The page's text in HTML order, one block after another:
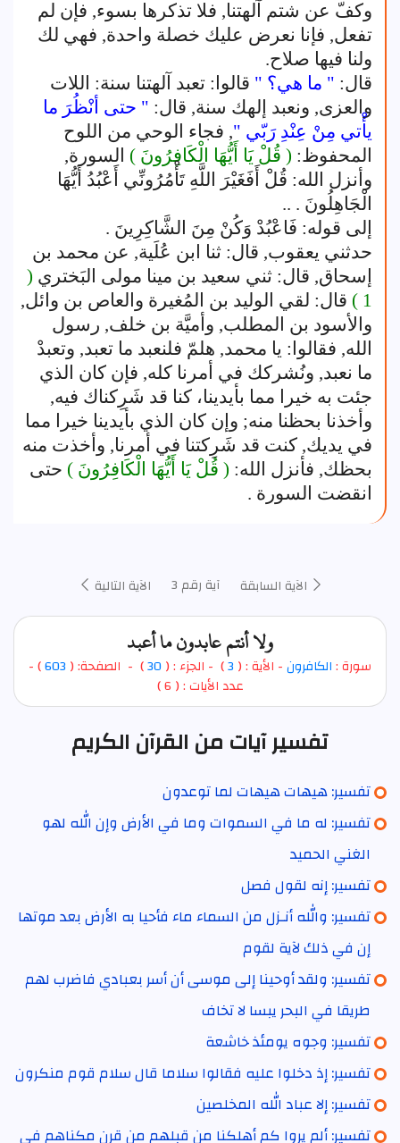
وكفّ عن شتم آلهتنا, فلا تذكرها بسوء, فإن لم
تفعل, فإنا نعرض عليك خصلة واحدة, فهي لك
ولنا فيها صلاح.
قال: " ما هي؟ " قالوا: تعبد آلهتنا سنة: اللات
والعزى, ونعبد إلهك سنة, قال: " حتى أنْظُرَ ما
يأْتي مِنْ عِنْدِ رَبّي ", فجاء الوحي من اللوح
المحفوظ: ( قُلْ يَا أَيُّهَا الْكَافِرُونَ ) السورة,
وأنزل الله: قُلْ أَفَغَيْرَ اللَّهِ تَأْمُرُونِّي أَعْبُدُ أَيُّهَا
الْجَاهِلُونَ . ..
إلى قوله: فَاعْبُدْ وَكُنْ مِنَ الشَّاكِرِينَ .
حدثني يعقوب, قال: ثنا ابن عُلَية, عن محمد بن
إسحاق, قال: ثني سعيد بن مينا مولى البَختري (
1 )
قال: لقي الوليد بن المُغيرة والعاص بن وائل,
والأسود بن المطلب, وأميَّة بن خلف, رسول
الله, فقالوا: يا محمد, هلمّ فلنعبد ما تعبد, وتعبدْ
ما نعبد, ونُشركك في أمرنا كله, فإن كان الذي
جئت به خيرا مما بأيدينا، كنا قد شَرِكناك فيه,
وأخذنا بحظنا منه; وإن كان الذي بأيدينا خيرا مما
في يديك, كنت قد شَرِكتنا في أمرنا, وأخذت منه
بحظك, فأنزل الله: ( قُلْ يَا أَيُّهَا الْكَافِرُونَ ) حتى
انقضت السورة .
الآية السابقة آية رقم 3 الآية التالية
ولا أنتم عابدون ما أعبد
سورة :الكافرون- الأية : (3
) - الجزء : (30) - الصفحة: (603
) -
عدد الأيات : ( 6 )
تفسير آيات من القرآن الكريم
تفسير: هيهات هيهات لما توعدون
تفسير: له ما في السموات وما في الأرض وإن الله لهو
الغني الحميد
تفسير: إنه لقول فصل
تفسير: والله أنـزل من السماء ماء فأحيا به الأرض بعد موتها
إن في ذلك لآية لقوم
تفسير: ولقد أوحينا إلى موسى أن أسر بعبادي فاضرب لهم
طريقا في البحر يبسا لا تخاف
تفسير: وجوه يومئذ خاشعة
تفسير: إذ دخلوا عليه فقالوا سلاما قال سلام قوم منكرون
تفسير: إلا عباد الله المخلصين
تفسير: ألم يروا كم أهلكنا من قبلهم من قرن مكناهم في